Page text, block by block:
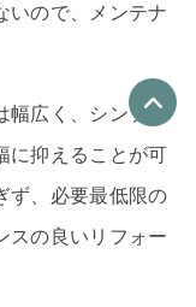
いので、メンテナ
幅広く、シンプル
に抑えることが可
ず、必要最低限の
スの良いリフォー
し込む